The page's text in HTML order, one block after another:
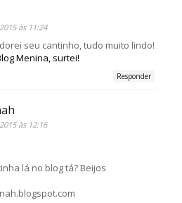
às 11:24
seu cantinho, tudo muito lindo!
Menina, surtei!
Responder
às 12:16
lá no blog tá? Beijos